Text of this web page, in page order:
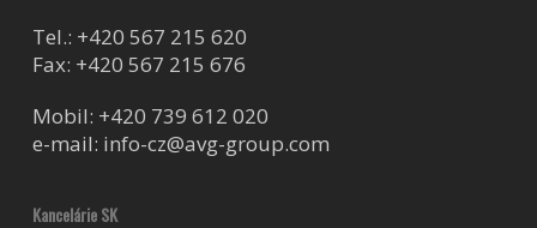
Tel.: +420 567 215 620
Fax: +420 567 215 676
Mobil: +420 739 612 020
e-mail: info-cz@avg-group.com
Kancelárie SK